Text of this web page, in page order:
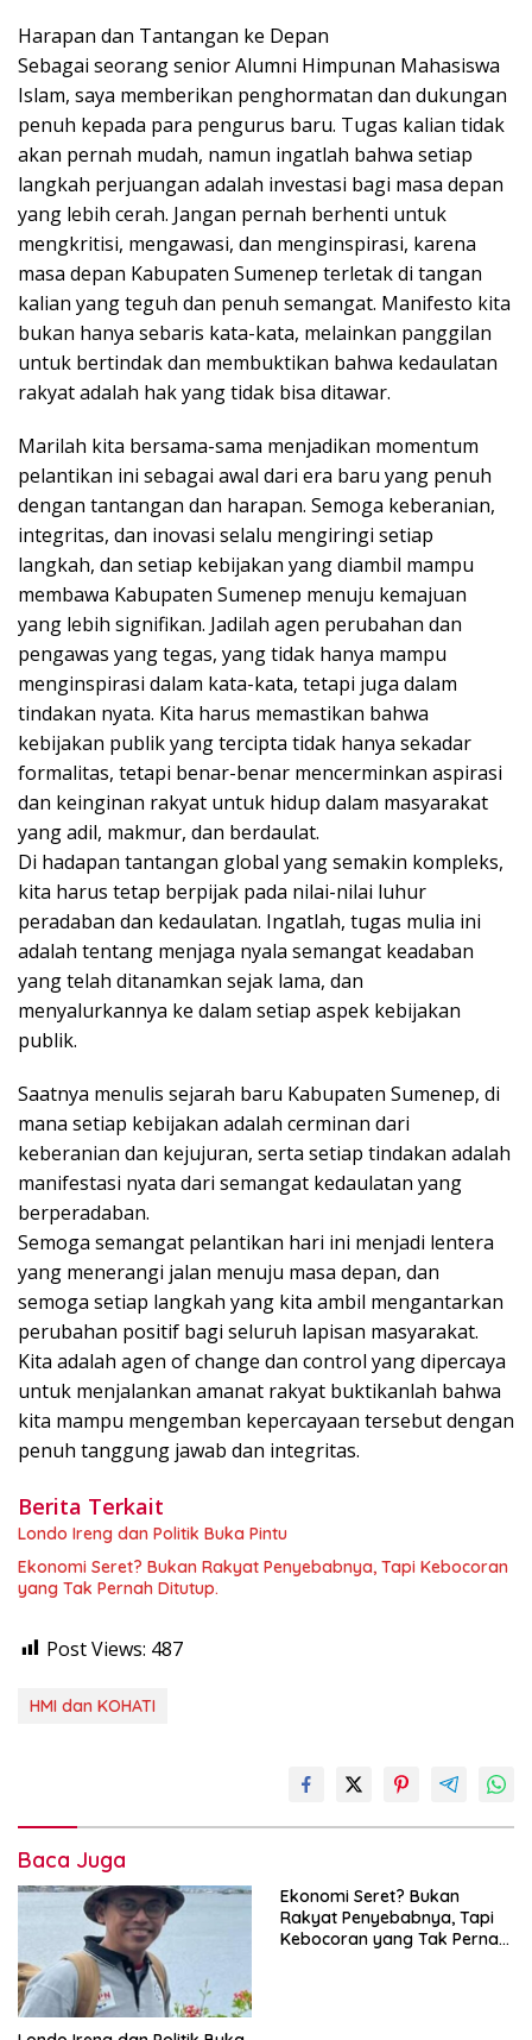
Harapan dan Tantangan ke Depan
Sebagai seorang senior Alumni Himpunan Mahasiswa
Islam, saya memberikan penghormatan dan dukungan
penuh kepada para pengurus baru. Tugas kalian tidak
akan pernah mudah, namun ingatlah bahwa setiap
langkah perjuangan adalah investasi bagi masa depan
yang lebih cerah. Jangan pernah berhenti untuk
mengkritisi, mengawasi, dan menginspirasi, karena
masa depan Kabupaten Sumenep terletak di tangan
kalian yang teguh dan penuh semangat. Manifesto kita
bukan hanya sebaris kata-kata, melainkan panggilan
untuk bertindak dan membuktikan bahwa kedaulatan
rakyat adalah hak yang tidak bisa ditawar.
Marilah kita bersama-sama menjadikan momentum
pelantikan ini sebagai awal dari era baru yang penuh
dengan tantangan dan harapan. Semoga keberanian,
integritas, dan inovasi selalu mengiringi setiap
langkah, dan setiap kebijakan yang diambil mampu
membawa Kabupaten Sumenep menuju kemajuan
yang lebih signifikan. Jadilah agen perubahan dan
pengawas yang tegas, yang tidak hanya mampu
menginspirasi dalam kata-kata, tetapi juga dalam
tindakan nyata. Kita harus memastikan bahwa
kebijakan publik yang tercipta tidak hanya sekadar
formalitas, tetapi benar-benar mencerminkan aspirasi
dan keinginan rakyat untuk hidup dalam masyarakat
yang adil, makmur, dan berdaulat.
Di hadapan tantangan global yang semakin kompleks,
kita harus tetap berpijak pada nilai-nilai luhur
peradaban dan kedaulatan. Ingatlah, tugas mulia ini
adalah tentang menjaga nyala semangat keadaban
yang telah ditanamkan sejak lama, dan
menyalurkannya ke dalam setiap aspek kebijakan
publik.
Saatnya menulis sejarah baru Kabupaten Sumenep, di
mana setiap kebijakan adalah cerminan dari
keberanian dan kejujuran, serta setiap tindakan adalah
manifestasi nyata dari semangat kedaulatan yang
berperadaban.
Semoga semangat pelantikan hari ini menjadi lentera
yang menerangi jalan menuju masa depan, dan
semoga setiap langkah yang kita ambil mengantarkan
perubahan positif bagi seluruh lapisan masyarakat.
Kita adalah agen of change dan control yang dipercaya
untuk menjalankan amanat rakyat buktikanlah bahwa
kita mampu mengemban kepercayaan tersebut dengan
penuh tanggung jawab dan integritas.
Berita Terkait
Londo Ireng dan Politik Buka Pintu
Ekonomi Seret? Bukan Rakyat Penyebabnya, Tapi Kebocoran
yang Tak Pernah Ditutup.
Post Views: 487
HMI dan KOHATI
Baca Juga
Ekonomi Seret? Bukan
Rakyat Penyebabnya, Tapi
Kebocoran yang Tak Pernah